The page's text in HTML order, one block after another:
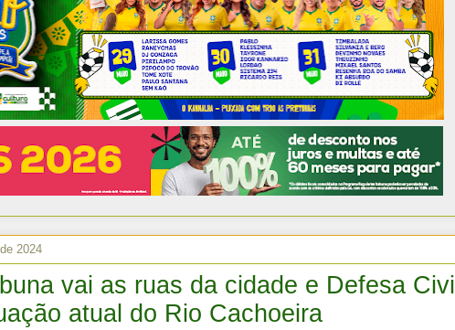
2024
vai as ruas da cidade e Defesa Civil
atual do Rio Cachoeira